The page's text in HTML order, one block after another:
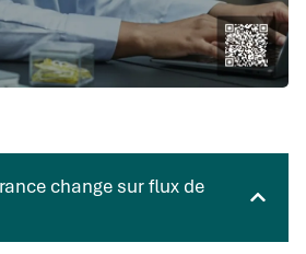
change sur flux de